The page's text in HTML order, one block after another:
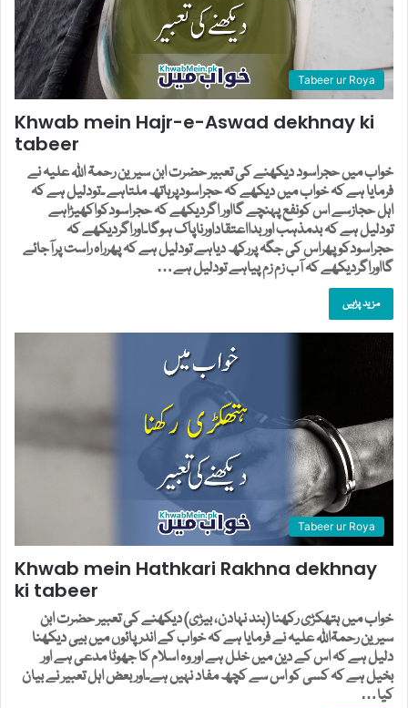
Tabeer ur Roya
Khwab mein Hajr-e-Aswad dekhnay ki
tabeer
خواب میں حجراسود دیکھنے کی تعبیر حضرت ابن سیرین رحمۃ اللہ علیہ نے
فرمایا ہے کہ خواب میں دیکھے کہ حجراسودپرہاتھ ملتاہے ۔تودلیل ہے کہ
اہل حجازسے اس کونفع پہنچے گااور اگردیکھے کہ حجراسودکواکھیڑاہے
تودلیل ہے کہ بدمذہب اوربدااعتقاداورناپاک ہوگا۔اوراگردیکھے کہ
حجراسودکوپھراس کی جگہ پررکھ دیاہے تودلیل ہے کہ پھرراہ راست پرآجائے
گااوراگردیکھے کہ آب زم زم پیاہے تودلیل ہے…
مزید پڑہیں
Tabeer ur Roya
Khwab mein Hathkari Rakhna dekhnay
ki tabeer
خواب میں ہتھکڑی رکھنا (بند نہادن، بیڑی) دیکھنے کی تعبیر حضرت ابن
سیرین رحمۃاللہ علیہ نے فرمایا ہے کہ خواب کے اندر پائوں میں بیی دیکھنا
دلیل ہے کہ اس کے دین میں خلل ہے اور وہ اسلام کا جھوٹا مدعی ہے اور
بخیل ہے کہ کسی کو اس سے کچھ مفاد نہیں ہے۔اور بعض اہل تعبیر نے بیان
کیا…